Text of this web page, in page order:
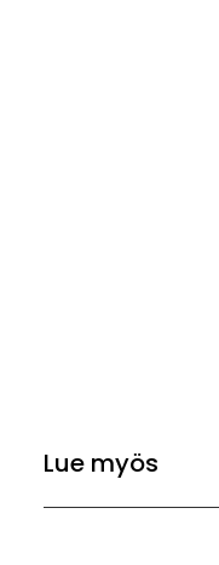
Lue myös